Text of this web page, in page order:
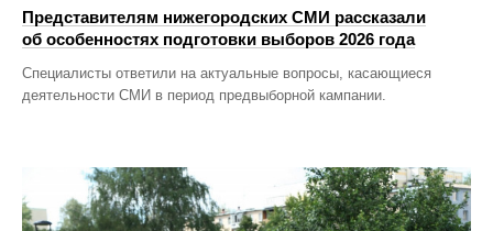
Представителям нижегородских СМИ рассказали
об особенностях подготовки выборов 2026 года
Специалисты ответили на актуальные вопросы, касающиеся
деятельности СМИ в период предвыборной кампании.